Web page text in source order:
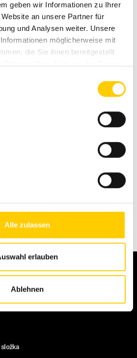
geben wir Informationen zu Ihrer
an unsere Partner für
und Analysen weiter. Unsere
möglicherweise mit
die Sie ihnen bereitgestellt
Alle zulassen
erlauben
Ablehnen
Gehäuse
ohne Spezialwerkzeug
Schnellwechsel-System